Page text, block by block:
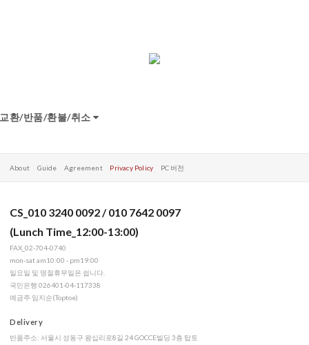
교환/반품/환불/취소
About Guide Agreement Privacy Policy PC 버전
CS_010 3240 0092 / 010 7642 0097
(Lunch Time_12:00-13:00)
FAX_02-704-0740
mon-sat am10:00 - pm19:00
일요일 및 명절휴무일은 쉽니다.
국민은행 026401-04-117338
예금주 임지순(Toptoe)
Delivery
반품주소: 서울시 성동구 왕십리로8길 24 GOCCE빌딩 3층 탑토